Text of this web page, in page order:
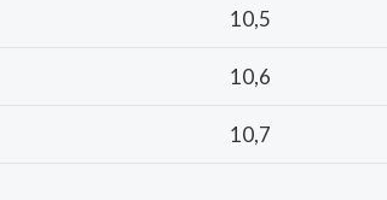
10,5
10,6
10,7